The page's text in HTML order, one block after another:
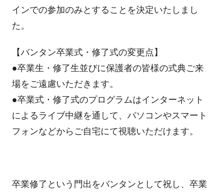
インでの参加のみとすることを決定いたしまし
た。
【バンタン卒業式・修了式の変更点】
●卒業生・修了生並びに保護者の皆様の式典ご来
場をご遠慮いただきます。
●卒業式・修了式のプログラムはインターネット
によるライブ中継を通して、パソコンやスマート
フォンなどからご自宅にて視聴いただけます。
卒業修了という門出をバンタンとして祝し、卒業